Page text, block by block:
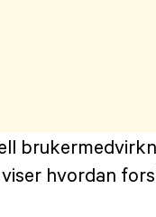
hvordan